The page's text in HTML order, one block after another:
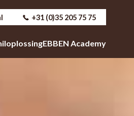
+31 (0)35 205 75 75
EBBEN Academy